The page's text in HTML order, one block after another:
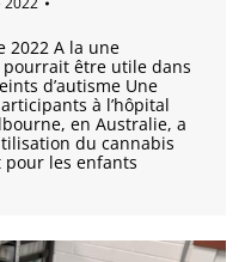
2022 A la une
pourrait être utile dans
d’autisme Une
à l’hôpital
en Australie, a
du cannabis
les enfants